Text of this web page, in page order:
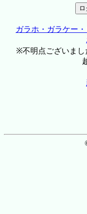
ガラホ・ガラケー
※不明点ございまし